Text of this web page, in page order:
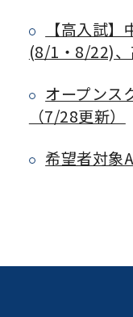
【高入試
(8/1・8/22)、
オープンス
（7/28更新）
希望者対象